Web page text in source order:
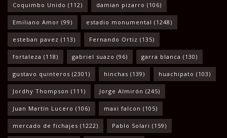
Coquimbo Unido (112) damian pizarro (106)
Emiliano Amor (99) estadio monumental (1248)
esteban pavez (113) Fernando Ortiz (135)
fortaleza (118) gabriel suazo (96) garra blanca (130)
gustavo quinteros (2301) hinchas (139) huachipato (103)
Jordhy Thompson (111) Jorge Almirón (245)
Juan Martín Lucero (106) maxi falcon (105)
mercado de fichajes (1222) Pablo Solari (159)